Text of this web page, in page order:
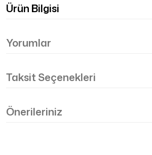
Ürün Bilgisi
Yorumlar
Taksit Seçenekleri
Önerileriniz